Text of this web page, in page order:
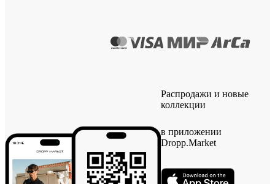
Распродажи и новые
коллекции
в приложении
Dropp.Market